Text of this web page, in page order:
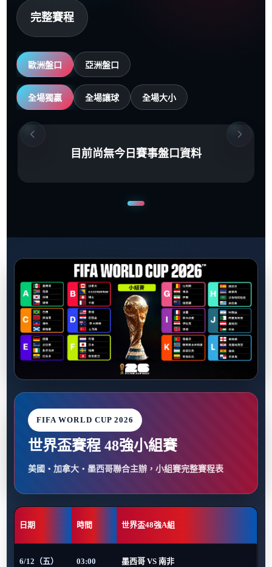
完整賽程
歐洲盤口 亞洲盤口
全場獨贏 全場讓球 全場大小
目前尚無今日賽事盤口資料
FIFA WORLD CUP 2026
世界盃賽程 48強小組賽
美國・加拿大・墨西哥聯合主辦，小組賽完整賽程表
日期 時間 世界盃48強A組
6/12（五） 03:00 墨西哥 VS 南非